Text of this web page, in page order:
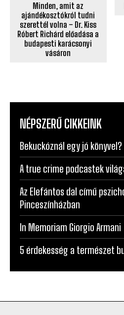
Minden, amit az
ajándékosztókról tudni
szerettél volna – Dr. Kiss
Róbert Richárd előadása a
budapesti karácsonyi
vásáron
NÉPSZERŰ CIKKEINK
Bekuckóznál egy jó
A true crime podcastek
Az Elefántos dal című
Pinceszínházban
In Memoriam Giorgio Armani
5 érdekesség a természet